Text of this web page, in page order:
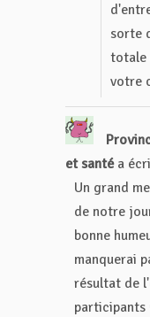
sorte
totale
votre
et santé a
Un grand
de notre
bonne
manquerai
résultat de
participants